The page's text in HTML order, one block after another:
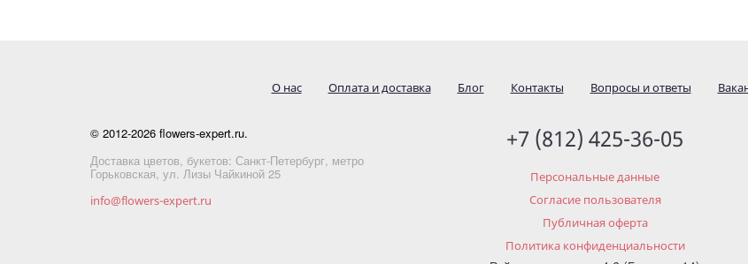
О нас Оплата и доставка Блог Контакты Вопросы и ответы
© 2012-2026 flowers-expert.ru.
Доставка цветов, букетов: Санкт-Петербург, метро
Горьковская, ул. Лизы Чайкиной 25
info@flowers-expert.ru
+7 (812) 425-36-05
Персональные данные
Согласие пользователя
Публичная оферта
Политика конфиденциальности